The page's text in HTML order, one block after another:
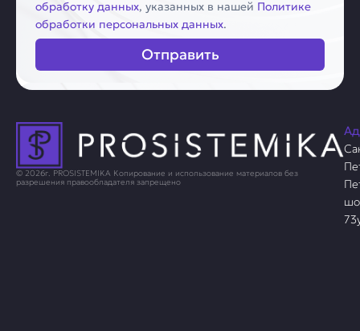
обработку данных, указанных в нашей Политике
обработки персональных данных.
Отправить
© 2026г. PROSISTEMIKA Копирование и использование материалов без
разрешения правообладателя запрещено